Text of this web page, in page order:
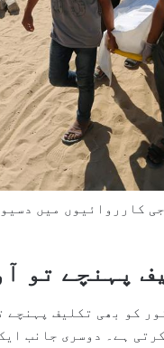
کارروائیوں میں
پہنچے تو
کو بھی تکلیف
ہے۔ دوسری جانب